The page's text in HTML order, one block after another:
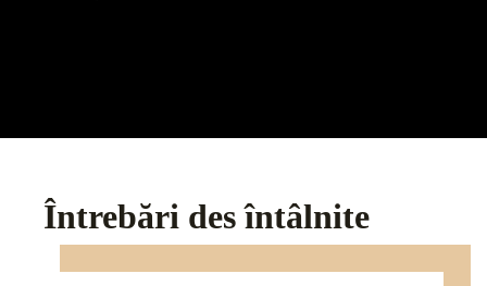
Întrebări des întâlnite